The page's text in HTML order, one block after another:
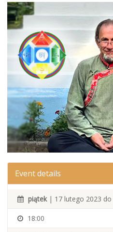
Event details
piątek| 17 lutego 2023 do
18:00